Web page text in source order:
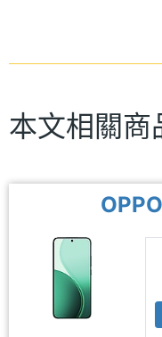
本文相關商